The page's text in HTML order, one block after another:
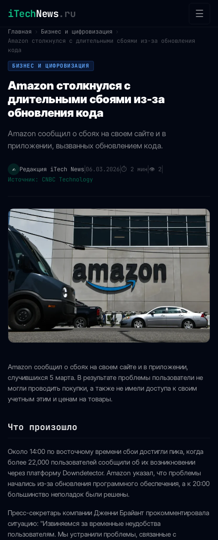
iTechNews.ru ☰
Главная › Бизнес и цифровизация
›
Amazon столкнулся с длительными сбоями из-за обновления
кода
БИЗНЕС И ЦИФРОВИЗАЦИЯ
Amazon столкнулся с
длительными сбоями из-за
обновления кода
Amazon сообщил о сбоях на своем сайте и в
приложении, вызванных обновлением кода.
✍️ Редакция iTech News 06.03.2026⏱ 2 мин 👁 2
Источник: CNBC Technology
Amazon сообщил о сбоях на своем сайте и в приложении,
случившихся 5 марта. В результате проблемы пользователи не
могли проводить покупки, а также не имели доступа к своим
учетным этим и ценам на товары.
Что произошло
Около 14:00 по восточному времени сбои достигли пика, когда
более 22,000 пользователей сообщили об их возникновении
через платформу Downdetector. Amazon указал, что проблемы
начались из-за обновления программного обеспечения, а к 20:00
большинство неполадок были решены.
Пресс-секретарь компании Дженни Брайант прокомментировала
ситуацию: "Извиняемся за временные неудобства
пользователям. Мы устранили проблемы, связанные с